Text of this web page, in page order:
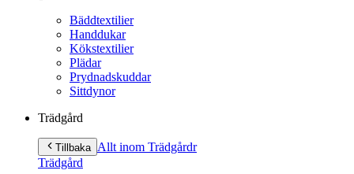
Bäddtextilier
Handdukar
Kökstextilier
Plädar
Prydnadskuddar
Sittdynor
Trädgård
Tillbaka Allt inom Trädgårdr
Trädgård